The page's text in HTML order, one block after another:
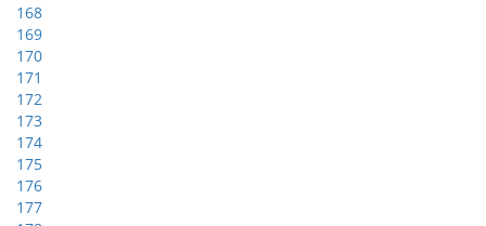
168
169
170
171
172
173
174
175
176
177